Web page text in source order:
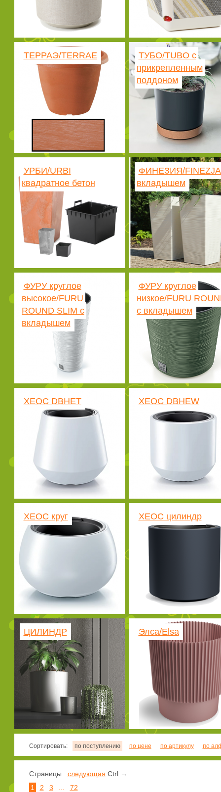
ТЕРРАЭ/TERRAE
ТУБО/TUBO с
прикрепленным
поддоном
УРБИ/URBI
квадратное бетон
ФИНЕЗИЯ/FINEZJA
вкладышем
ФУРУ круглое
высокое/FURU
ROUND SLIM с
вкладышем
ФУРУ круглое
низкое/FURU
с вкладышем
ХЕОС DBHET ХЕОС DBHEW
ХЕОС круг ХЕОС цилиндр
ЦИЛИНДР Элса/Elsa
Сортировать: по поступлению по цене по артикулу по
Страницы следующая Ctrl →
1
2 3 72